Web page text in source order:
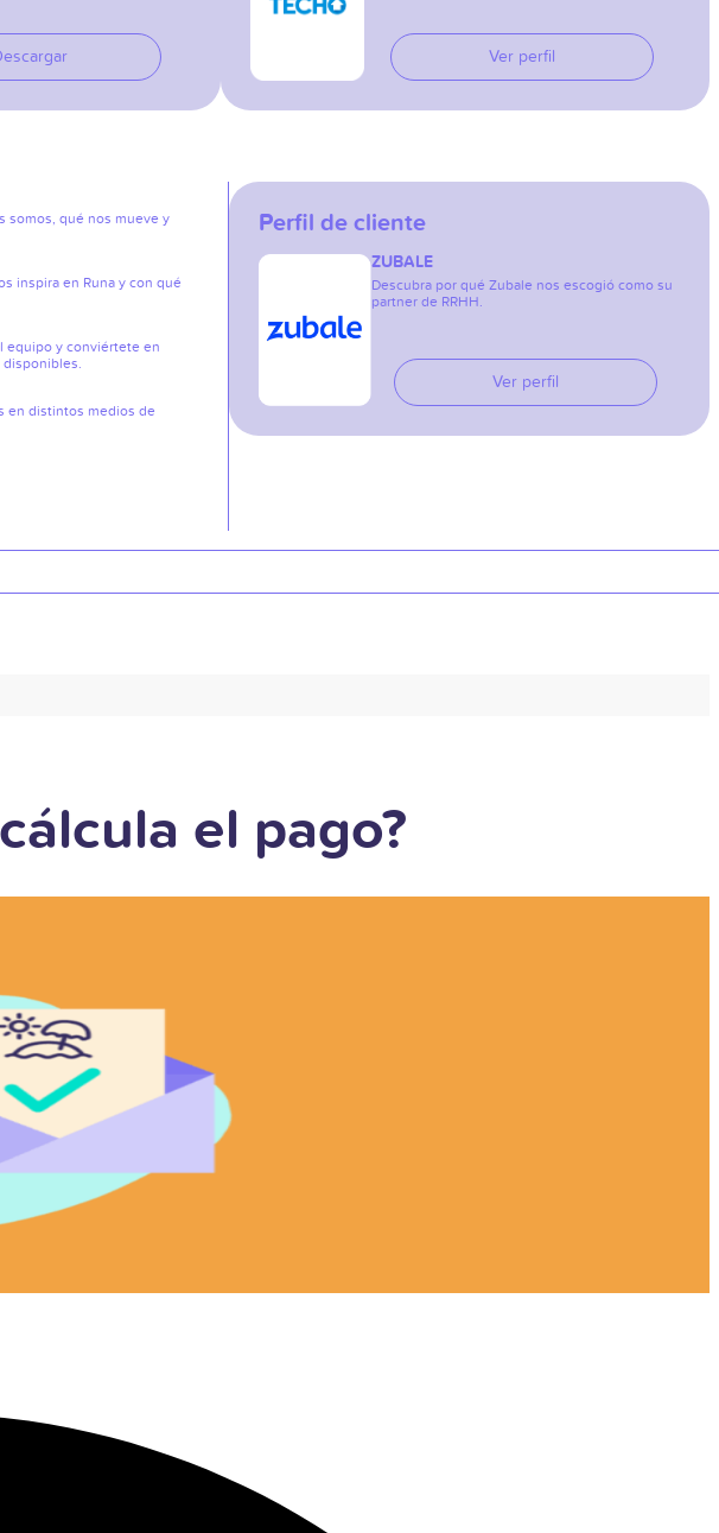
Ver perfil
somos, qué nos mueve y
inspira en Runa y con qué
equipo y conviértete en
disponibles.
en distintos medios de
Perfil de cliente
ZUBALE
Descubra por qué Zubale nos escogió como su
partner de RRHH.
Ver perfil
el pago?